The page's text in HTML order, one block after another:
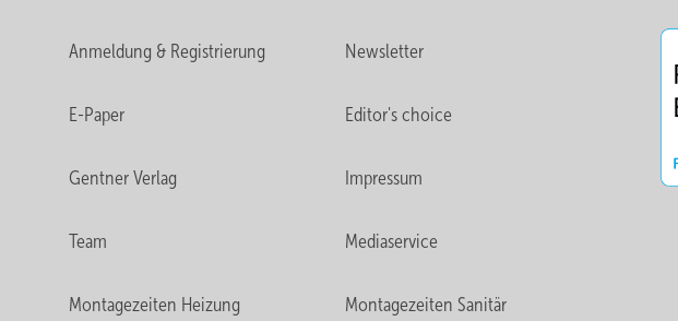
Anmeldung & Registrierung Newsletter
E-Paper Editor's choice
Gentner Verlag Impressum
Team Mediaservice
Montagezeiten Heizung Montagezeiten Sanitär